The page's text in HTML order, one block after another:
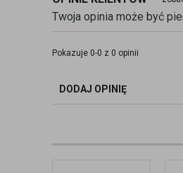
soczewek kontaktowych
ponad 10 lat pracuje w
optometrysta pracujący
badania wad refrakcji,
Twoja opinia może być
Pokazuje 0-0 z 0 opinii
DODAJ OPINIĘ